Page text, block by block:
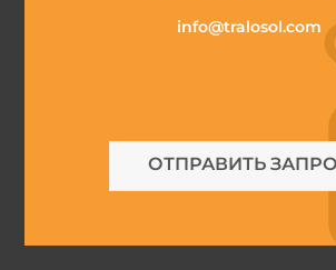
info@tralosol.com
ОТПРАВИТЬ